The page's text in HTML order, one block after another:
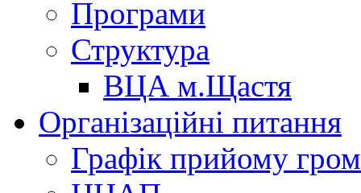
Програми
Структура
ВЦА м.Щастя
Організаційні питання
Графік прийому